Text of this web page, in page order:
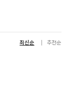
최신순 추천순